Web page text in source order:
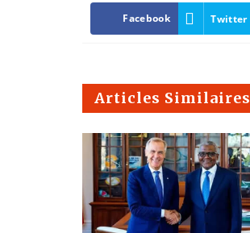
Facebook Twitter
Articles Similaires